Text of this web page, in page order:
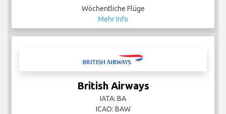
Wöchentliche Flüge
Mehr Info
British Airways
IATA: BA
ICAO: BAW